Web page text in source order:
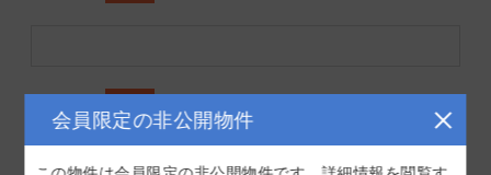
会員限定の非公開物件